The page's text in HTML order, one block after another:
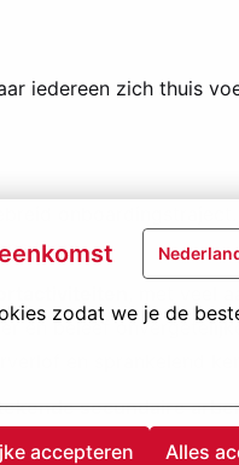
zodat we je de
accepteren Alles
iedereen zich thuis
team.
en beleef
en sprankelend
secundaire